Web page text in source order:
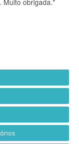
Muito obrigada."